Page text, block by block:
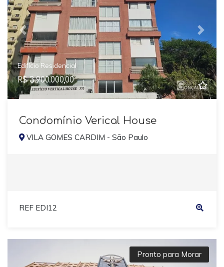
Previous Next
Edifício Residencial
R$ 3.900.000,00
Condomínio Verical House
VILA GOMES CARDIM - São Paulo
REF EDI12
Pronto para Morar